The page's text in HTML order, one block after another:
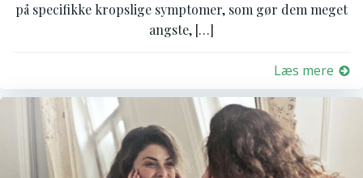
på specifikke kropslige symptomer, som gør dem meget
angste, […]
Læs mere